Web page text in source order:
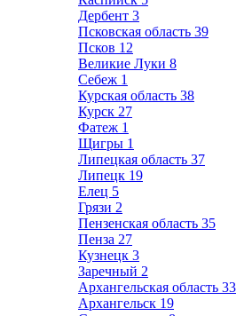
Дербент 3
Псковская область 39
Псков 12
Великие Луки 8
Себеж 1
Курская область 38
Курск 27
Фатеж 1
Щигры 1
Липецкая область 37
Липецк 19
Елец 5
Грязи 2
Пензенская область 35
Пенза 27
Кузнецк 3
Заречный 2
Архангельская область 33
Архангельск 19